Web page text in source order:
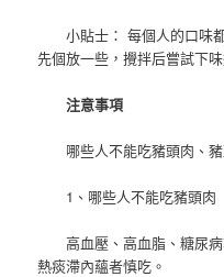
小貼士： 每個人的口味
先個放一些，攪拌后嘗試下
注意事項
哪些人不能吃豬頭肉、
1、哪些人不能吃豬頭肉
高血壓、高血脂、糖尿
熱痰滯內蘊者慎吃。